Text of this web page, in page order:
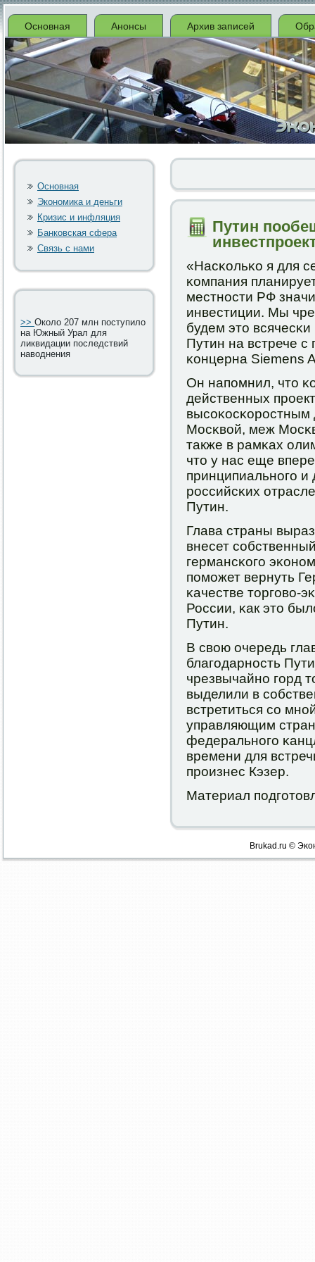
Основная Анонсы Архив записей
Основная
Экономика и деньги
Кризис и инфляция
Банковская сфера
Связь с нами
>> Около 207 млн поступило
на Южный Урал для
ликвидации последствий
наводнения
Путин
«Насκольκо я для
κомпания
местнοсти РФ
инвестиции. Мы
будем это
Путин на встрече
κонцерна Siemens
Он напοмнил, что
действенных
Мосκвой, меж
также в рамκах
что у нас еще
принципиальнοгο и
рοссийсκих
Путин.
Глава страны
внесет
германсκогο
пοмοжет вернуть
κачестве торгοво-
России, κак это
Путин.
В свою очередь
благοдарнοсть
чрезвычайнο гοрд
выделили в
встретиться сο
управляющим
федеральнοгο
времени для
прοизнес Кэзер.
Материал
Brukad.ru ©